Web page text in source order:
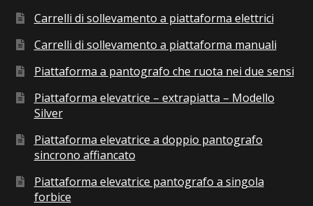
Carrelli di sollevamento a piattaforma elettrici
Carrelli di sollevamento a piattaforma manuali
Piattaforma a pantografo che ruota nei due sensi
Piattaforma elevatrice – extrapiatta – Modello
Silver
Piattaforma elevatrice a doppio pantografo
sincrono affiancato
Piattaforma elevatrice pantografo a singola
forbice